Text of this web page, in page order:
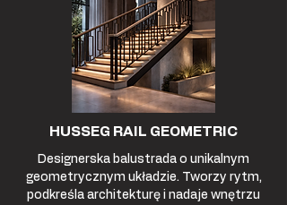
HUSSEG RAIL GEOMETRIC
Designerska balustrada o unikalnym
geometrycznym układzie. Tworzy rytm,
podkreśla architekturę i nadaje wnętrzu